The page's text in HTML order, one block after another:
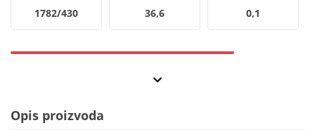
1782/430 36,6 0,1
Opis proizvoda